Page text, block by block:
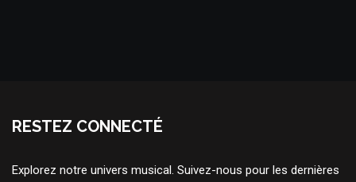
RESTEZ CONNECTÉ
Explorez notre univers musical. Suivez-nous pour les dernières